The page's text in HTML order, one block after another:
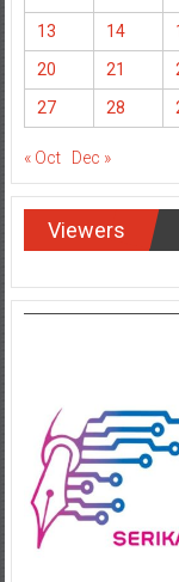
13
14
20
21
27
28
« Oct Dec »
Viewers